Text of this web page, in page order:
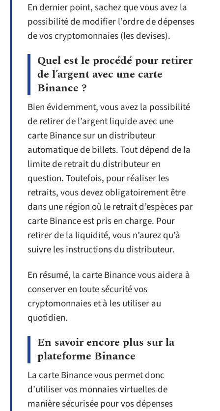
En dernier point, sachez que vous avez la
possibilité de modifier l’ordre de dépenses
de vos cryptomonnaies (les devises).
Quel est le procédé pour retirer
de l’argent avec une carte
Binance ?
Bien évidemment, vous avez la possibilité
de retirer de l’argent liquide avec une
carte Binance sur un distributeur
automatique de billets. Tout dépend de la
limite de retrait du distributeur en
question. Toutefois, pour réaliser les
retraits, vous devez obligatoirement être
dans une région où le retrait d’espèces par
carte Binance est pris en charge. Pour
retirer de la liquidité, vous n’aurez qu’à
suivre les instructions du distributeur.
En résumé, la carte Binance vous aidera à
conserver en toute sécurité vos
cryptomonnaies et à les utiliser au
quotidien.
En savoir encore plus sur la
plateforme Binance
La carte Binance vous permet donc
d’utiliser vos monnaies virtuelles de
manière sécurisée pour vos dépenses